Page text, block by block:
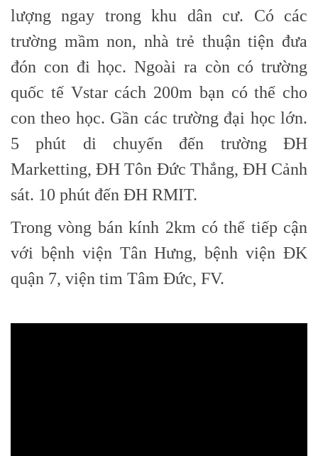
lượng ngay trong khu dân cư. Có các
trường mầm non, nhà trẻ thuận tiện đưa
đón con đi học. Ngoài ra còn có trường
quốc tế Vstar cách 200m bạn có thể cho
con theo học. Gần các trường đại học lớn.
5 phút di chuyển đến trường ĐH
Marketting, ĐH Tôn Đức Thắng, ĐH Cảnh
sát. 10 phút đến ĐH RMIT.
Trong vòng bán kính 2km có thể tiếp cận
với bệnh viện Tân Hưng, bệnh viện ĐK
quận 7, viện tim Tâm Đức, FV.